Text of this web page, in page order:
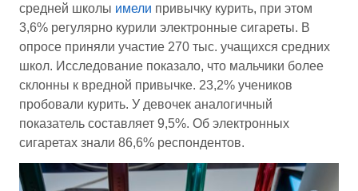
средней школы имели привычку курить, при этом
3,6% регулярно курили электронные сигареты. В
опросе приняли участие 270 тыс. учащихся средних
школ. Исследование показало, что мальчики более
склонны к вредной привычке. 23,2% учеников
пробовали курить. У девочек аналогичный
показатель составляет 9,5%. Об электронных
сигаретах знали 86,6% респондентов.